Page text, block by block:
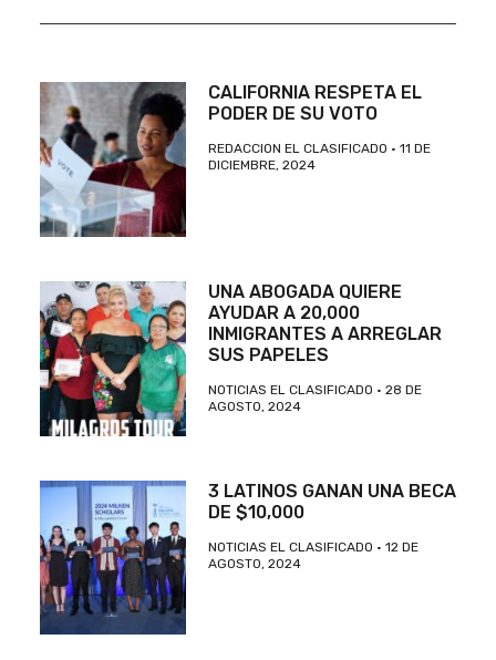
CALIFORNIA RESPETA EL
PODER DE SU VOTO
REDACCION EL CLASIFICADO
11 DE
DICIEMBRE, 2024
UNA ABOGADA QUIERE
AYUDAR A 20,000
INMIGRANTES A ARREGLAR
SUS PAPELES
NOTICIAS EL CLASIFICADO
28 DE
AGOSTO, 2024
3 LATINOS GANAN UNA BECA
DE $10,000
NOTICIAS EL CLASIFICADO
12 DE
AGOSTO, 2024